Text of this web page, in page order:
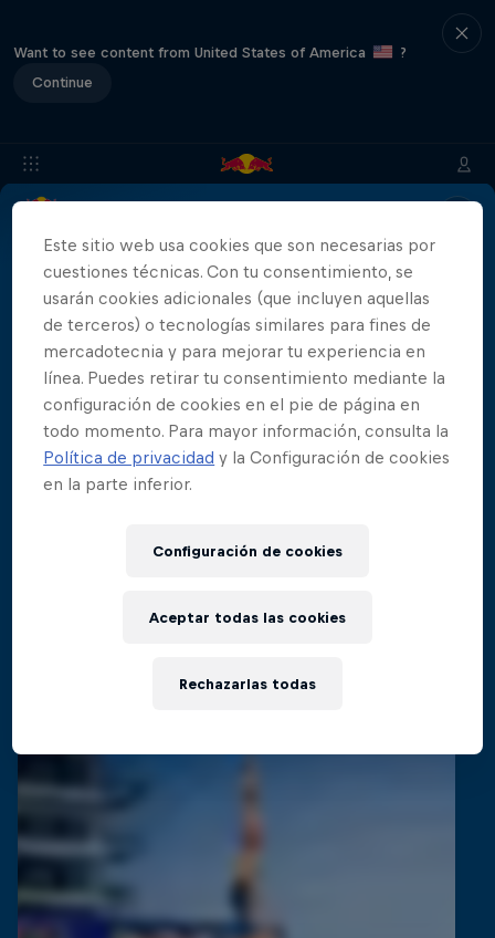
Want to see content from United States of America
?
Continue
Info Ubicación Saltadores Historia Resultados
Patrocinadores
Películas y Shows
444 Days
Series
Videos relacionados
Este sitio web usa cookies que son necesarias por
cuestiones técnicas. Con tu consentimiento, se
usarán cookies adicionales (que incluyen aquellas
de terceros) o tecnologías similares para fines de
mercadotecnia y para mejorar tu experiencia en
línea. Puedes retirar tu consentimiento mediante la
configuración de cookies en el pie de página en
todo momento. Para mayor información, consulta la
Política de privacidad y la Configuración de cookies
en la parte inferior.
Configuración de cookies
Rechazarlas todas
Aceptar todas las cookies